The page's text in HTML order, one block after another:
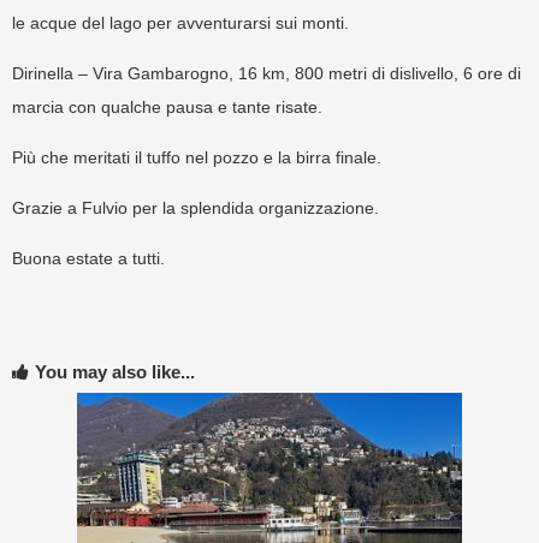
le acque del lago per avventurarsi sui monti.
Dirinella – Vira Gambarogno, 16 km, 800 metri di dislivello, 6 ore di
marcia con qualche pausa e tante risate.
Più che meritati il tuffo nel pozzo e la birra finale.
Grazie a Fulvio per la splendida organizzazione.
Buona estate a tutti.
You may also like...